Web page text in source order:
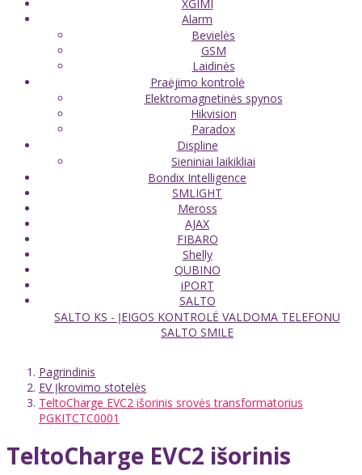
XGIMI
Alarm
Bevielės
GSM
Laidinės
Praėjimo kontrolė
Elektromagnetinės spynos
Hikvision
Paradox
Displine
Sieniniai laikikliai
Bondix Intelligence
SMLIGHT
Meross
AJAX
FIBARO
Shelly
QUBINO
iPORT
SALTO
SALTO KS - ĮEIGOS KONTROLĖ VALDOMA TELEFONU
SALTO SMILE
Pagrindinis
EV Įkrovimo stotelės
TeltoCharge EVC2 išorinis srovės transformatorius
PGKITCTC0001
TeltoCharge EVC2 išorinis